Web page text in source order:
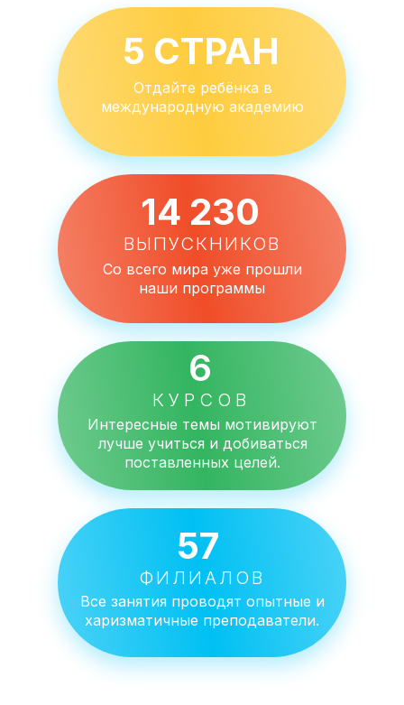
Отдайте ребёнка в
международную академию
Со всего мира уже прошли
наши программы
Интересные темы мотивируют
лучше учиться и добиваться
поставленных целей.
Все занятия проводят опытные и
харизматичные преподаватели.
57
ФИЛИАЛОВ
6
КУРСОВ
5 СТРАН
14 230
ВЫПУСКНИКОВ